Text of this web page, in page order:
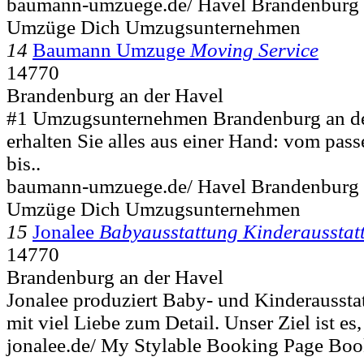
Umzüge Dich Umzugsunternehmen
14 Baumann Umzuge Moving Service
14770
Brandenburg an der Havel
#1 Umzugsunternehmen Brandenburg an
erhalten Sie alles aus einer Hand: vom
bis..
baumann-umzuege.de/ Havel
Umzüge Dich Umzugsunternehmen
15 Jonalee Babyausstattung
14770
Brandenburg an der Havel
Jonalee produziert Baby- und
mit viel Liebe zum Detail. Unser Ziel ist es,
jonalee.de/ My Stylable Booking Page